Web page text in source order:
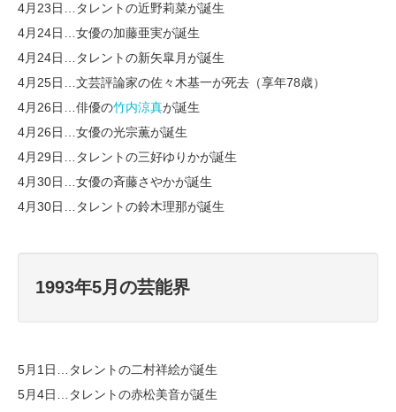
4月23日…タレントの近野莉菜が誕生
4月24日…女優の加藤亜実が誕生
4月24日…タレントの新矢皐月が誕生
4月25日…文芸評論家の佐々木基一が死去（享年78歳）
4月26日…俳優の竹内涼真が誕生
4月26日…女優の光宗薫が誕生
4月29日…タレントの三好ゆりかが誕生
4月30日…女優の斉藤さやかが誕生
4月30日…タレントの鈴木理那が誕生
1993年5月の芸能界
5月1日…タレントの二村祥絵が誕生
5月4日…タレントの赤松美音が誕生